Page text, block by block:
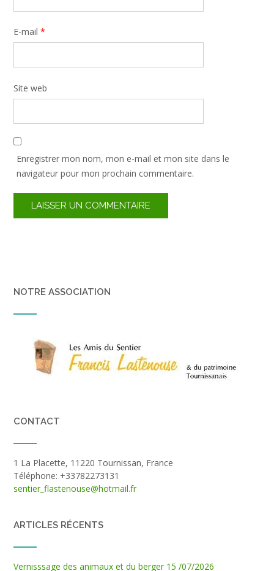
E-mail *
Site web
Enregistrer mon nom, mon e-mail et mon site dans le
navigateur pour mon prochain commentaire.
NOTRE ASSOCIATION
CONTACT
1 La Placette, 11220 Tournissan, France
Téléphone: +33782273131
sentier_flastenouse@hotmail.fr
ARTICLES RÉCENTS
Vernisssage des animaux et du berger 15 /07/2026